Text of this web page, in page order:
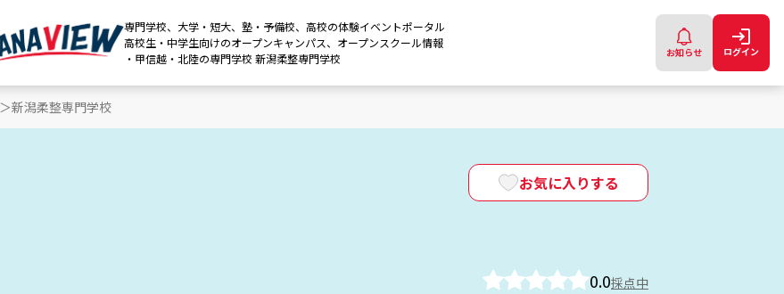
専門学校、大学・短大、塾・予備校、高校の体験イベントポータル
高校生・中学生向けのオープンキャンパス、オープンスクール情報
・甲信越・北陸の専門学校 新潟柔整専門学校
お知らせ ログイン
新潟柔整専門学校
お気に入りする
0.0採点中